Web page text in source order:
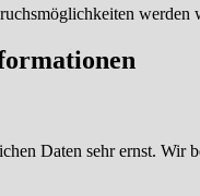
Daten sehr ernst.